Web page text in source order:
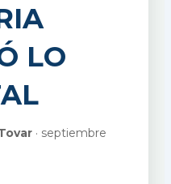
LO
· septiembre